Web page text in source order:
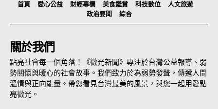
首頁 愛心公益 財經專欄 美食鑑賞 科技數位
人文旅遊
政治要聞
綜合
關於我們
點亮社會每一個角落！《微光新聞》專注於台灣公益報導、弱
勢關懷與暖心的社會故事。我們致力於為弱勢發聲，傳遞人間
溫情與正向能量。帶您看見台灣最美的風景，與您一起用愛點
亮微光。